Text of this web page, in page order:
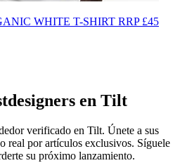
WHITE T-SHIRT RRP £45
en Tilt
verificado en Tilt. Únete a sus
real por artículos exclusivos. Síguele
su próximo lanzamiento.